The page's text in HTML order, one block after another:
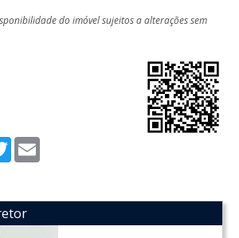
do imóvel sujeitos a alterações sem
Twitter